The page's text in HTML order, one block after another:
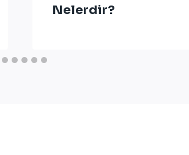
Nelerdir?